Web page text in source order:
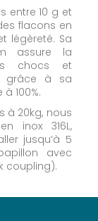
entre 10 g et
flacons en
légèreté. Sa
assure la
chocs et
grâce à sa
100%.
à 20kg, nous
inox 316L,
jusqu’à 5
avec
coupling).